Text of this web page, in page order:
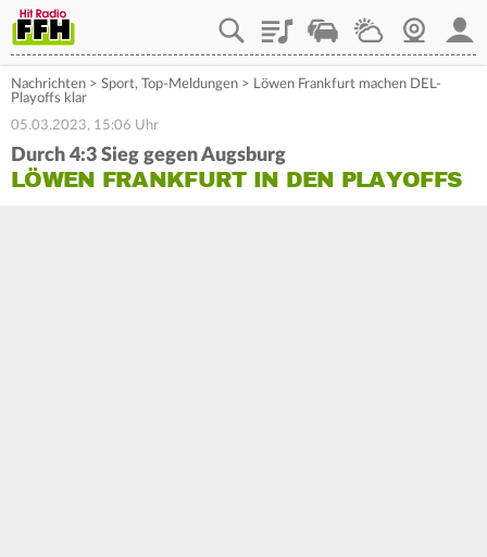
PlaylistStaupilotWetterWebcam
Nachrichten > Sport, Top-Meldungen > Löwen Frankfurt machen DEL-
Playoffs klar
05.03.2023, 15:06 Uhr
Durch 4:3 Sieg gegen Augsburg
LÖWEN FRANKFURT IN DEN PLAYOFFS